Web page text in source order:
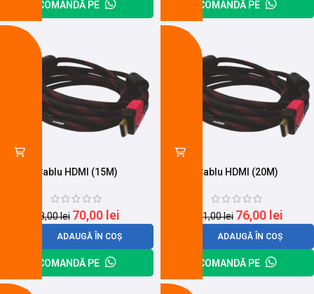
COMANDĂ PE COMANDĂ PE
Cablu HDMI (15M)
88,00lei 70,00 lei
ADAUGĂ ÎN COȘ
COMANDĂ PE
Cablu HDMI (20M)
101,00lei 76,00 lei
ADAUGĂ ÎN COȘ
COMANDĂ PE